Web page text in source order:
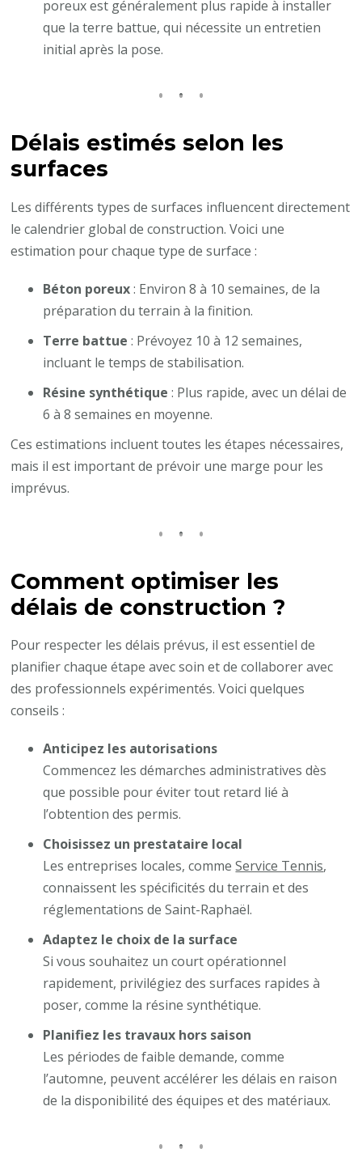
poreux est généralement plus rapide à installer
que la terre battue, qui nécessite un entretien
initial après la pose.
Délais estimés selon les
surfaces
Les différents types de surfaces influencent directement
le calendrier global de construction. Voici une
estimation pour chaque type de surface :
Béton poreux: Environ 8 à 10 semaines, de la
préparation du terrain à la finition.
Terre battue : Prévoyez 10 à 12 semaines,
incluant le temps de stabilisation.
Résine synthétique : Plus rapide, avec un délai de
6 à 8 semaines en moyenne.
Ces estimations incluent toutes les étapes nécessaires,
mais il est important de prévoir une marge pour les
imprévus.
Comment optimiser les
délais de construction ?
Pour respecter les délais prévus, il est essentiel de
planifier chaque étape avec soin et de collaborer avec
des professionnels expérimentés. Voici quelques
conseils :
Anticipez les autorisations
Commencez les démarches administratives dès
que possible pour éviter tout retard lié à
l’obtention des permis.
Choisissez un prestataire local
Les entreprises locales, commeService Tennis,
connaissent les spécificités du terrain et des
réglementations de Saint-Raphaël.
Adaptez le choix de la surface
Si vous souhaitez un court opérationnel
rapidement, privilégiez des surfaces rapides à
poser, comme la résine synthétique.
Planifiez les travaux hors saison
Les périodes de faible demande, comme
l’automne, peuvent accélérer les délais en raison
de la disponibilité des équipes et des matériaux.